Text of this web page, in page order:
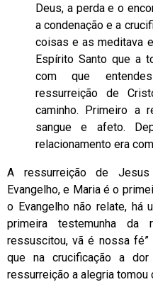
Deus, a perda e o
a condenação e a
coisas e as meditava
Espírito Santo que a
com que
ressurreição de
caminho. Primeiro a
sangue e afeto.
relacionamento era
A ressurreição de
Evangelho, e Maria é o
o Evangelho não relate, há
primeira testemunha da
ressuscitou, vã é nossa fé”
que na crucificação a
ressurreição a alegria tomou